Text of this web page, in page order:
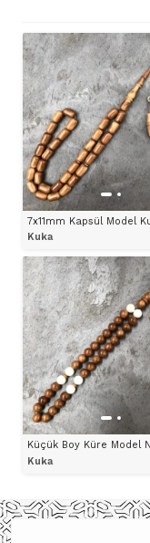
Kuka
ÜRÜNÜ İNCELE
Kuka
ÜRÜNÜ İNCELE